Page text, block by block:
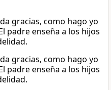
gracias, como hago yo
padre enseña a los hijos
gracias, como hago yo
padre enseña a los hijos